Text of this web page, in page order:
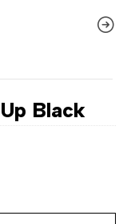
Black